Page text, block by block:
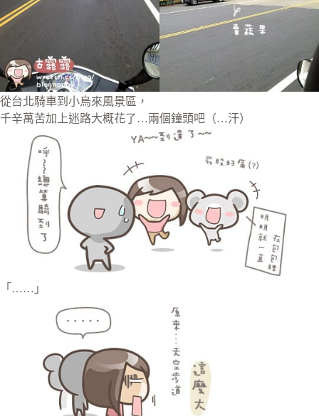
從台北騎車到小烏來風景區，
千辛萬苦加上迷路大概花了…兩個鐘頭吧（…汗）
「……」